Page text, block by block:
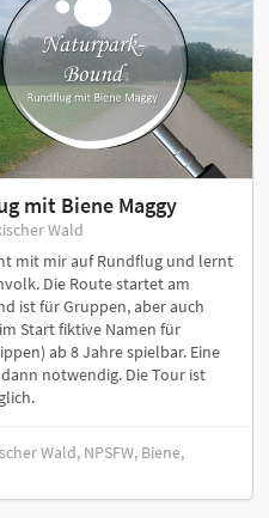
mit Biene Maggy
Wald
mit mir auf Rundflug und lernt
Die Route startet am
ist für Gruppen, aber auch
Start fiktive Namen für
ab 8 Jahre spielbar. Eine
notwendig. Die Tour ist
Wald, NPSFW, Biene,